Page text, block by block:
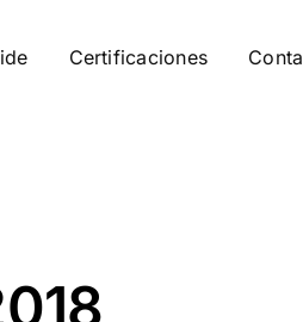
Certificaciones